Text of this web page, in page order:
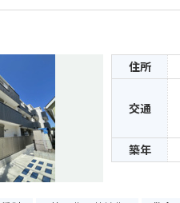
住所
交通
築年